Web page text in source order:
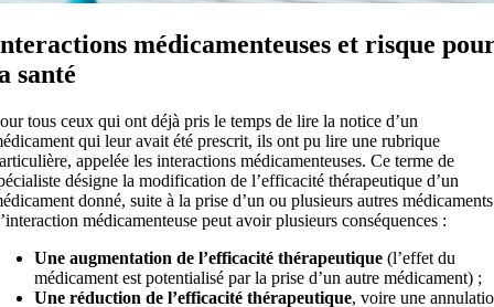
médicamenteuses et risque
santé
tous ceux qui ont déjà pris le temps de lire la notice d’un
qui leur avait été prescrit, ils ont pu lire une rubrique
appelée les interactions médicamenteuses. Ce terme de
désigne la modification de l’efficacité thérapeutique d’un
donné, suite à la prise d’un ou plusieurs autres
médicamenteuse peut avoir plusieurs conséquences :
Une augmentation de l’efficacité thérapeutique(l’effet du
médicament est potentialisé par la prise d’un autre médicament) ;
Une réduction de l’efficacité thérapeutique, voire une